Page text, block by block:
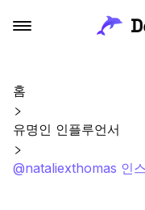
홈
유명인 인플루언서
@nataliexthomas 인